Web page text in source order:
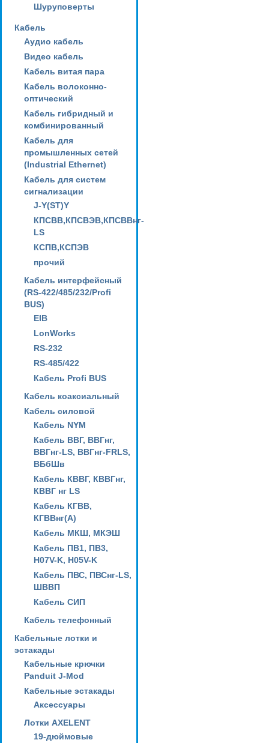
Шуруповерты
Кабель
Аудио кабель
Видео кабель
Кабель витая пара
Кабель волоконно-
оптический
Кабель гибридный и
комбинированный
Кабель для
промышленных сетей
(Industrial Ethernet)
Кабель для систем
сигнализации
J-Y(ST)Y
КПСВВ,КПСВЭВ,КПСВВнг-
LS
КСПВ,КСПЭВ
прочий
Кабель интерфейсный
(RS-422/485/232/Profi
BUS)
EIB
LonWorks
RS-232
RS-485/422
Кабель Profi BUS
Кабель коаксиальный
Кабель силовой
Кабель NYM
Кабель ВВГ, ВВГнг,
ВВГнг-LS, ВВГнг-FRLS,
ВБбШв
Кабель КВВГ, КВВГнг,
КВВГ нг LS
Кабель КГВВ,
КГВВнг(А)
Кабель МКШ, МКЭШ
Кабель ПВ1, ПВ3,
H07V-K, H05V-K
Кабель ПВС, ПВСнг-LS,
ШВВП
Кабель СИП
Кабель телефонный
Кабельные лотки и
эстакады
Кабельные крючки
Panduit J-Mod
Кабельные эстакады
Аксессуары
Лотки AXELENT
19-дюймовые